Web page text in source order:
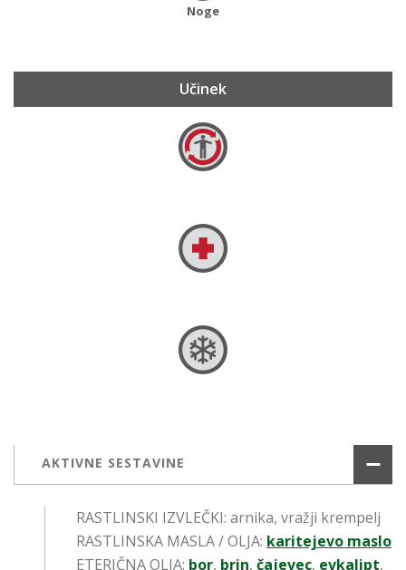
Noge
Učinek
AKTIVNE SESTAVINE
RASTLINSKI IZVLEČKI: arnika, vražji krempelj
RASTLINSKA MASLA / OLJA: karitejevo maslo
ETERIČNA OLJA: bor, brin, čajevec, evkalipt,